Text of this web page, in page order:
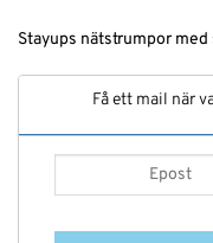
Stayups nätstrumpor
Få ett mail när